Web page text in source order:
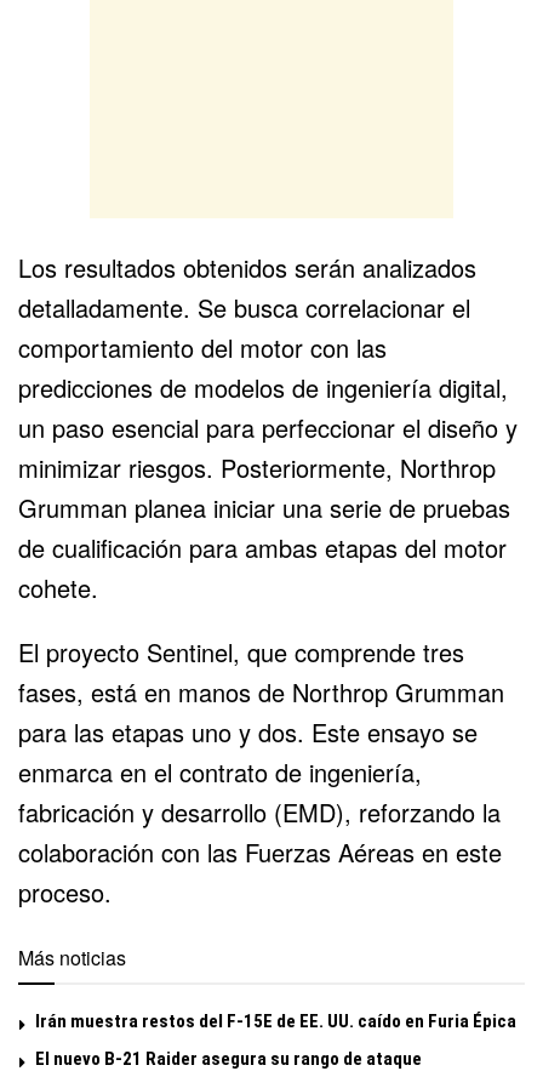
Los resultados obtenidos serán analizados
detalladamente. Se busca correlacionar el
comportamiento del motor con las
predicciones de modelos de ingeniería digital,
un paso esencial para perfeccionar el diseño y
minimizar riesgos. Posteriormente, Northrop
Grumman planea iniciar una serie de pruebas
de cualificación para ambas etapas del motor
cohete.
El proyecto Sentinel, que comprende tres
fases, está en manos de Northrop Grumman
para las etapas uno y dos. Este ensayo se
enmarca en el contrato de ingeniería,
fabricación y desarrollo (EMD), reforzando la
colaboración con las Fuerzas Aéreas en este
proceso.
Más noticias
Irán muestra restos del F-15E de EE. UU. caído en Furia Épica
El nuevo B-21 Raider asegura su rango de ataque